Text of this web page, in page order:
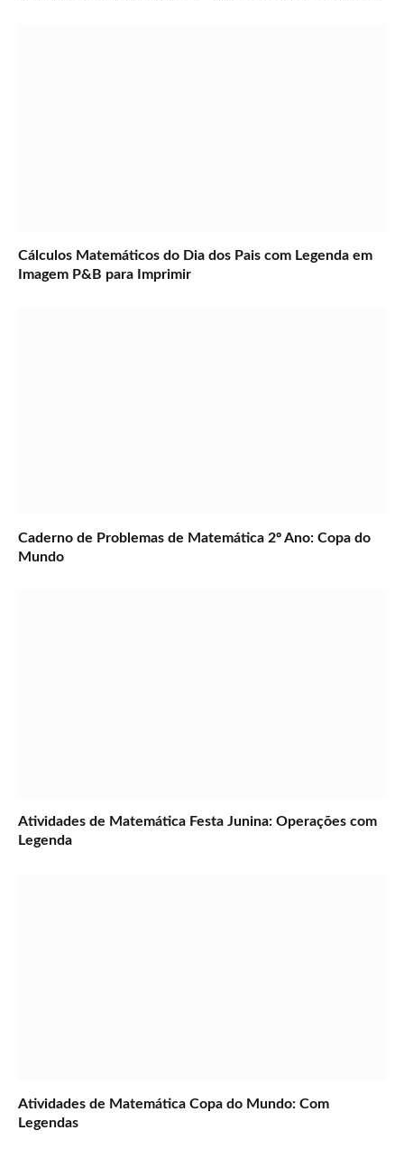
Cálculos Matemáticos do Dia dos Pais com Legenda em
Imagem P&B para Imprimir
Caderno de Problemas de Matemática 2º Ano: Copa do
Mundo
Atividades de Matemática Festa Junina: Operações com
Legenda
Atividades de Matemática Copa do Mundo: Com
Legendas